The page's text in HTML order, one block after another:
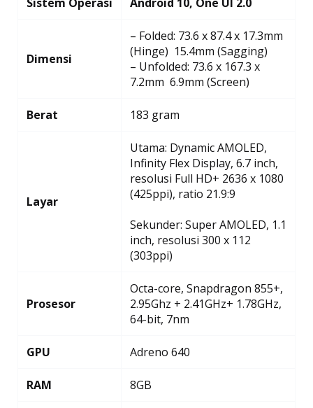
Dimensi
– Folded: 73.6 x 87.4 x 17.3mm
(Hinge)  15.4mm (Sagging)
– Unfolded: 73.6 x 167.3 x
7.2mm  6.9mm (Screen)
Berat 183 gram
Layar
Utama: Dynamic AMOLED,
Infinity Flex Display, 6.7 inch,
resolusi Full HD+ 2636 x 1080
(425ppi), ratio 21.9:9
Sekunder: Super AMOLED, 1.1
inch, resolusi 300 x 112
(303ppi)
Prosesor
Octa-core, Snapdragon 855+,
2.95Ghz + 2.41GHz+ 1.78GHz,
64-bit, 7nm
GPU Adreno 640
RAM 8GB